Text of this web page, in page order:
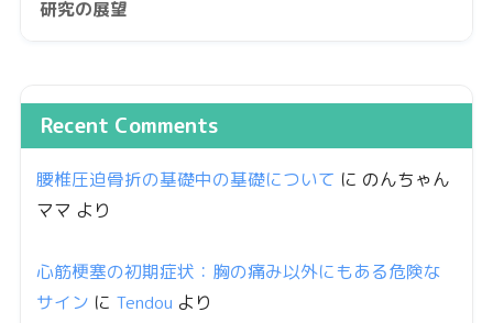
研究の展望
Recent Comments
腰椎圧迫骨折の基礎中の基礎について に のんちゃん
ママ より
心筋梗塞の初期症状：胸の痛み以外にもある危険な
サイン に Tendou より